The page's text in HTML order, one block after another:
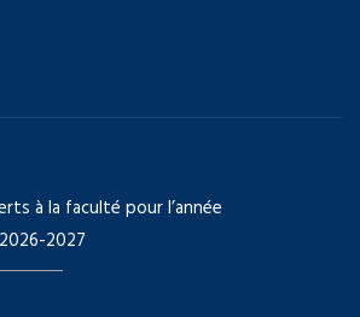
à la faculté pour l’année
2027